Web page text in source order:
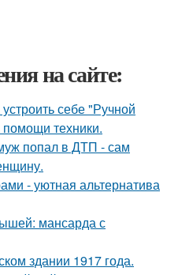
на сайте:
себе "Ручной
техники.
попал в ДТП - сам
- уютная альтернатива
мансарда с
здании 1917 года.